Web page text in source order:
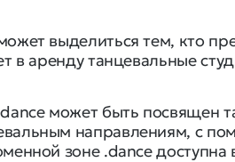
выделиться тем, кто
в аренду танцевальные
может быть посвящен
направлениям, с
зоне .dance